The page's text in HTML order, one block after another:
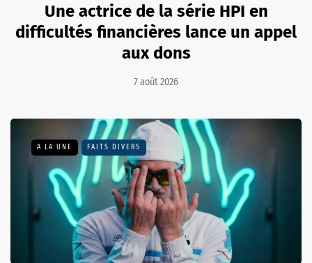
Une actrice de la série HPI en
difficultés financières lance un appel
aux dons
7 août 2026
A LA UNE FAITS DIVERS